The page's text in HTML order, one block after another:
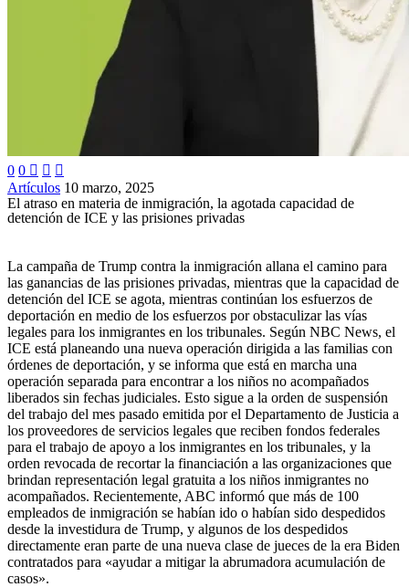
0 0   
Artículos 10 marzo, 2025
El atraso en materia de inmigración, la agotada capacidad de
detención de ICE y las prisiones privadas
La campaña de Trump contra la inmigración allana el camino para
las ganancias de las prisiones privadas, mientras que la capacidad de
detención del ICE se agota, mientras continúan los esfuerzos de
deportación en medio de los esfuerzos por obstaculizar las vías
legales para los inmigrantes en los tribunales. Según NBC News, el
ICE está planeando una nueva operación dirigida a las familias con
órdenes de deportación, y se informa que está en marcha una
operación separada para encontrar a los niños no acompañados
liberados sin fechas judiciales. Esto sigue a la orden de suspensión
del trabajo del mes pasado emitida por el Departamento de Justicia a
los proveedores de servicios legales que reciben fondos federales
para el trabajo de apoyo a los inmigrantes en los tribunales, y la
orden revocada de recortar la financiación a las organizaciones que
brindan representación legal gratuita a los niños inmigrantes no
acompañados. Recientemente, ABC informó que más de 100
empleados de inmigración se habían ido o habían sido despedidos
desde la investidura de Trump, y algunos de los despedidos
directamente eran parte de una nueva clase de jueces de la era Biden
contratados para «ayudar a mitigar la abrumadora acumulación de
casos».